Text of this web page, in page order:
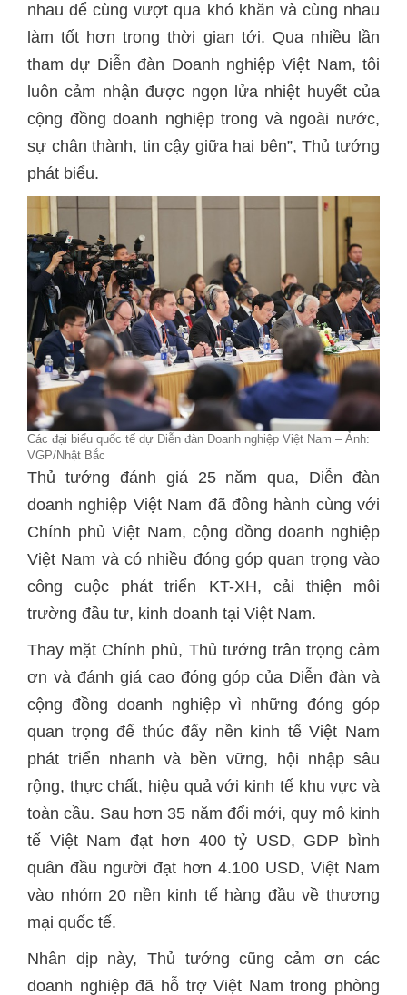
nhau để cùng vượt qua khó khăn và cùng nhau
làm tốt hơn trong thời gian tới. Qua nhiều lần
tham dự Diễn đàn Doanh nghiệp Việt Nam, tôi
luôn cảm nhận được ngọn lửa nhiệt huyết của
cộng đồng doanh nghiệp trong và ngoài nước,
sự chân thành, tin cậy giữa hai bên”, Thủ tướng
phát biểu.
Các đại biểu quốc tế dự Diễn đàn Doanh nghiệp Việt Nam – Ảnh:
VGP/Nhật Bắc
Thủ tướng đánh giá 25 năm qua, Diễn đàn
doanh nghiệp Việt Nam đã đồng hành cùng với
Chính phủ Việt Nam, cộng đồng doanh nghiệp
Việt Nam và có nhiều đóng góp quan trọng vào
công cuộc phát triển KT-XH, cải thiện môi
trường đầu tư, kinh doanh tại Việt Nam.
Thay mặt Chính phủ, Thủ tướng trân trọng cảm
ơn và đánh giá cao đóng góp của Diễn đàn và
cộng đồng doanh nghiệp vì những đóng góp
quan trọng để thúc đẩy nền kinh tế Việt Nam
phát triển nhanh và bền vững, hội nhập sâu
rộng, thực chất, hiệu quả với kinh tế khu vực và
toàn cầu. Sau hơn 35 năm đổi mới, quy mô kinh
tế Việt Nam đạt hơn 400 tỷ USD, GDP bình
quân đầu người đạt hơn 4.100 USD, Việt Nam
vào nhóm 20 nền kinh tế hàng đầu về thương
mại quốc tế.
Nhân dịp này, Thủ tướng cũng cảm ơn các
doanh nghiệp đã hỗ trợ Việt Nam trong phòng